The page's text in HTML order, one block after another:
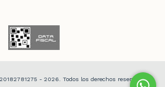
- 2026. Todos los derechos reservados.